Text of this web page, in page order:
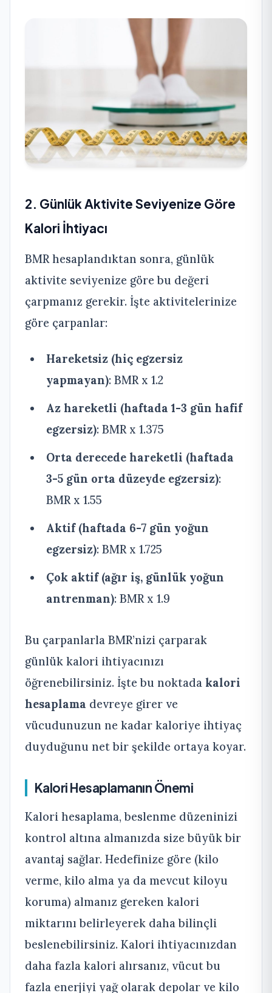
2. Günlük Aktivite Seviyenize Göre
Kalori İhtiyacı
BMR hesaplandıktan sonra, günlük
aktivite seviyenize göre bu değeri
çarpmanız gerekir. İşte aktivitelerinize
göre çarpanlar:
Hareketsiz (hiç egzersiz
yapmayan): BMR x 1.2
Az hareketli (haftada 1-3 gün hafif
egzersiz): BMR x 1.375
Orta derecede hareketli (haftada
3-5 gün orta düzeyde egzersiz):
BMR x 1.55
Aktif (haftada 6-7 gün yoğun
egzersiz): BMR x 1.725
Çok aktif (ağır iş, günlük yoğun
antrenman): BMR x 1.9
Bu çarpanlarla BMR’nizi çarparak
günlük kalori ihtiyacınızı
öğrenebilirsiniz. İşte bu noktada kalori
hesaplama devreye girer ve
vücudunuzun ne kadar kaloriye ihtiyaç
duyduğunu net bir şekilde ortaya koyar.
Kalori Hesaplamanın Önemi
Kalori hesaplama, beslenme düzeninizi
kontrol altına almanızda size büyük bir
avantaj sağlar. Hedefinize göre (kilo
verme, kilo alma ya da mevcut kiloyu
koruma) almanız gereken kalori
miktarını belirleyerek daha bilinçli
beslenebilirsiniz. Kalori ihtiyacınızdan
daha fazla kalori alırsanız, vücut bu
fazla enerjiyi yağ olarak depolar ve kilo